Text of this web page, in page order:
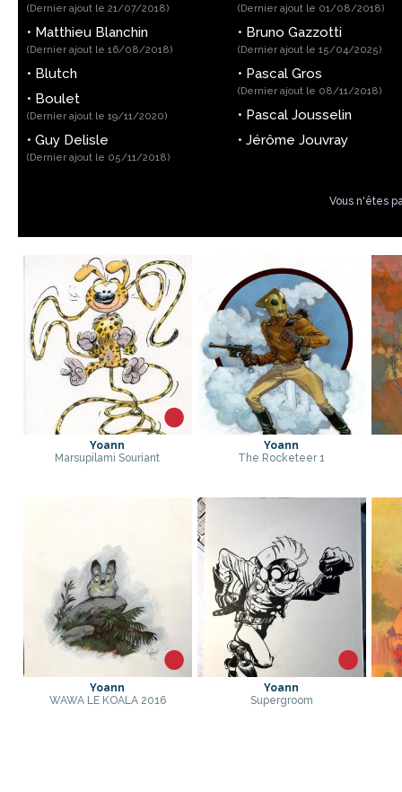
(Dernier ajout le 21/07/2018)
• Matthieu Blanchin
(Dernier ajout le 16/08/2018)
• Blutch
• Boulet
(Dernier ajout le 19/11/2020)
• Guy Delisle
(Dernier ajout le 05/11/2018)
(Dernier ajout le 01/08/2018)
• Bruno Gazzotti
(Dernier ajout le 15/04/2025)
• Pascal Gros
(Dernier ajout le 08/11/2018)
• Pascal Jousselin
• Jérôme Jouvray
Vous n'êtes
Yoann
Marsupilami Souriant
Yoann
The Rocketeer 1
Yoann
WAWA LE KOALA 2016
Yoann
Supergroom